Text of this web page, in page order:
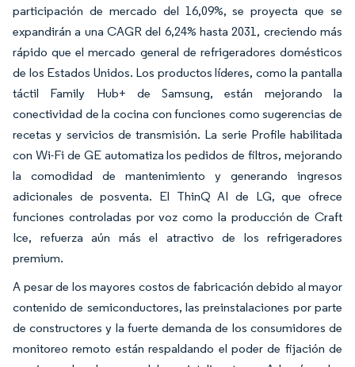
participación de mercado del 16,09%, se proyecta que se
expandirán a una CAGR del 6,24% hasta 2031, creciendo más
rápido que el mercado general de refrigeradores domésticos
de los Estados Unidos. Los productos líderes, como la pantalla
táctil Family Hub+ de Samsung, están mejorando la
conectividad de la cocina con funciones como sugerencias de
recetas y servicios de transmisión. La serie Profile habilitada
con Wi-Fi de GE automatiza los pedidos de filtros, mejorando
la comodidad de mantenimiento y generando ingresos
adicionales de posventa. El ThinQ AI de LG, que ofrece
funciones controladas por voz como la producción de Craft
Ice, refuerza aún más el atractivo de los refrigeradores
premium.
A pesar de los mayores costos de fabricación debido al mayor
contenido de semiconductores, las preinstalaciones por parte
de constructores y la fuerte demanda de los consumidores de
monitoreo remoto están respaldando el poder de fijación de